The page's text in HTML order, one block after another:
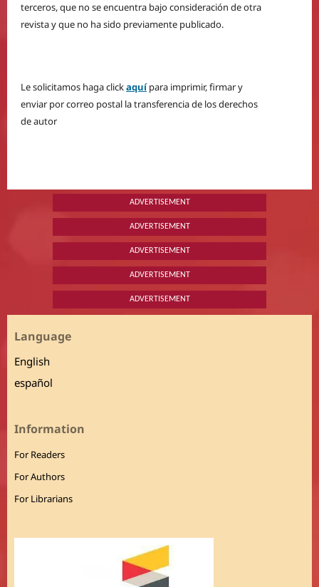
terceros, que no se encuentra bajo consideración de otra
revista y que no ha sido previamente publicado.
Le solicitamos haga clickaquí para imprimir, firmar y
enviar por correo postal la transferencia de los derechos
de autor
ADVERTISEMENT
ADVERTISEMENT
ADVERTISEMENT
ADVERTISEMENT
ADVERTISEMENT
Language
English
español
Information
For Readers
For Authors
For Librarians